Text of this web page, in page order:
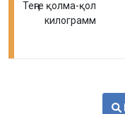
Теңге қолма-қол
килограмм